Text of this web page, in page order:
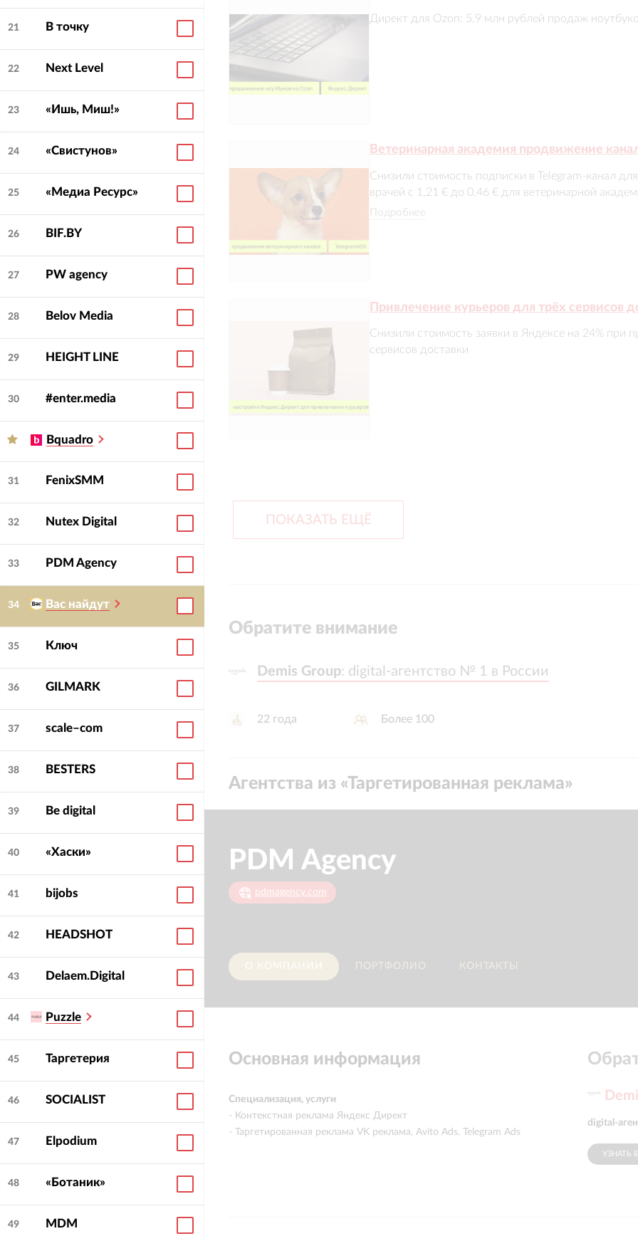
21 В точку
22 Next Level
23 «Ишь, Миш!»
24 «Свистунов»
25 «Медиа Ресурс»
26 BIF.BY
27 PW agency
28 Belov Media
29 HEIGHT LINE
30 #enter.media
Bquadro
31 FenixSMM
32 Nutex Digital
33 PDM Agency
34 Вас найдут
35 Ключ
36 GILMARK
37 scale–com
38 BESTERS
39 Be digital
40 «Хаски»
41 bijobs
42 HEADSHOT
43 Delaem.Digital
44 Puzzle
45 Таргетерия
46 SOCIALIST
47 Elpodium
48 «Ботаник»
49 MDM
Директ для Ozon: 5,9 млн рублей продаж
Ветеринарная академия продвижение
Снизили стоимость подписки в Telegram-канал
врачей с 1,21 € до 0,46 € для ветеринарной
Подробнее
Привлечение курьеров для трёх сервисов
Снизили стоимость заявки в Яндексе на 24% при
сервисов доставки
ПОКАЗАТЬ ЕЩЁ
Обратите внимание
Demis Group: digital-агентство № 1 в России
Demis Group: digital-агентство № 1 в России
22 года Более 100
Агентства из «Таргетированная реклама»
PDM Agency
pdmagency.com
О КОМПАНИИ ПОРТФОЛИО КОНТАКТЫ
Основная информация
Специализация, услуги
- Контекстная реклама Яндекс Директ
- Таргетированная реклама VK реклама, Avito Ads, Telegram Ads
digital-
УЗНАТЬ